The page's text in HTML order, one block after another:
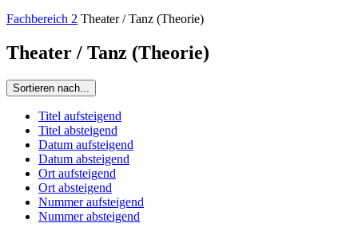
Fachbereich 2 Theater / Tanz (Theorie)
Theater / Tanz (Theorie)
Sortieren nach...
Titel aufsteigend
Titel absteigend
Datum aufsteigend
Datum absteigend
Ort aufsteigend
Ort absteigend
Nummer aufsteigend
Nummer absteigend